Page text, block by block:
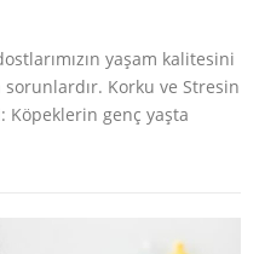
yaşam kalitesini
Korku ve Stresin
Köpeklerin genç yaşta